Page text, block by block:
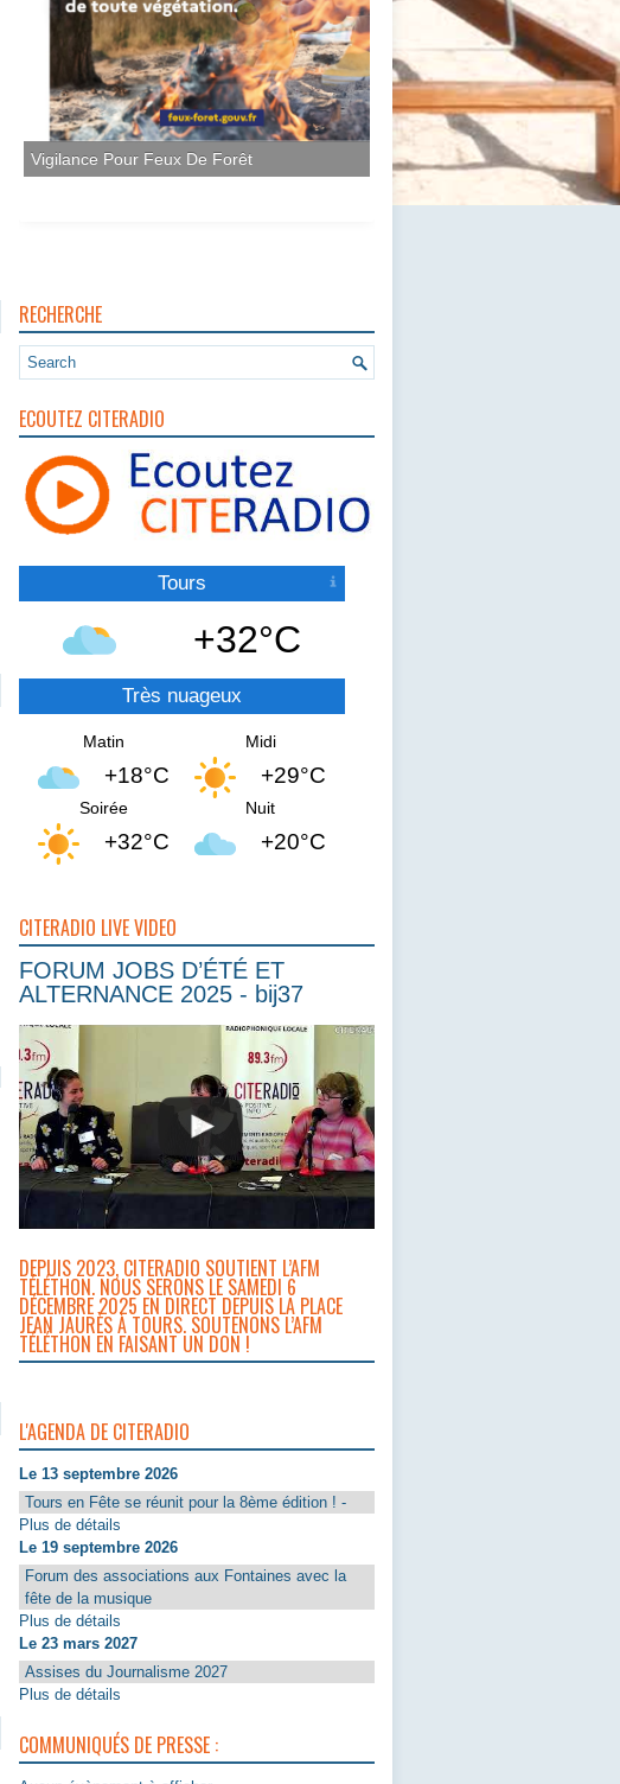
Vigilance Pour Feux De Forêt
RECHERCHE
ECOUTEZ CITERADIO
Tours
+32°C
Très nuageux
Matin
+18°C
Midi
+29°C
Soirée
+32°C
Nuit
+20°C
CITERADIO LIVE VIDEO
FORUM JOBS D’ÉTÉ ET
ALTERNANCE 2025 - bij37
DEPUIS 2023, CITERADIO SOUTIENT L’AFM
TÉLÉTHON. NOUS SERONS LE SAMEDI 6
DÉCEMBRE 2025 EN DIRECT DEPUIS LA PLACE
JEAN JAURÈS À TOURS. SOUTENONS L’AFM
TÉLÉTHON EN FAISANT UN DON !
L'AGENDA DE CITERADIO
Le 13 septembre 2026
Tours en Fête se réunit pour la 8ème édition ! -
Plus de détails
Le 19 septembre 2026
Forum des associations aux Fontaines avec la
fête de la musique
Plus de détails
Le 23 mars 2027
Assises du Journalisme 2027
Plus de détails
COMMUNIQUÉS DE PRESSE :